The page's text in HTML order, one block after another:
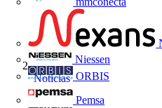
Niessen
ORBIS
Pemsa
Noticias